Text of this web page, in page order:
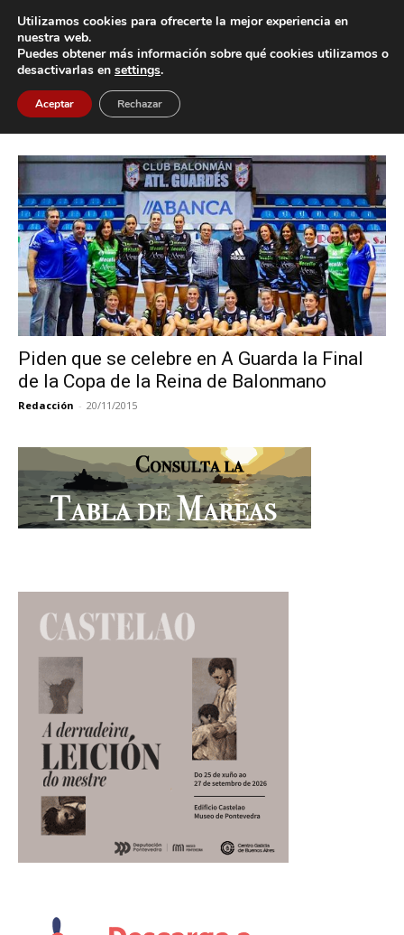
Inicio Etiquetas Final Copa de la Reina de Balonmano
Etiqueta: Final Copa de la Reina de
Balonmano
Piden que se celebre en A Guarda la Final
de la Copa de la Reina de Balonmano
Redacción - 20/11/2015
Utilizamos cookies para ofrecerte la mejor experiencia en
nuestra web.
Puedes obtener más información sobre qué cookies utilizamos o
desactivarlas en settings.
Aceptar Rechazar